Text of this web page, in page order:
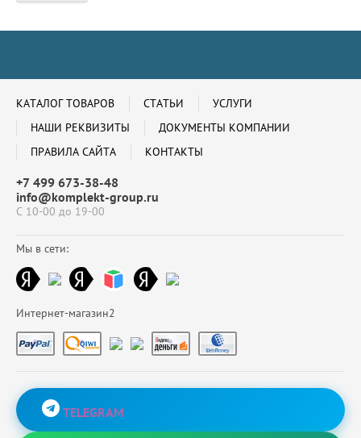
КАТАЛОГ ТОВАРОВ СТАТЬИ
УСЛУГИ
НАШИ РЕКВИЗИТЫ
ДОКУМЕНТЫ КОМПАНИИ
ПРАВИЛА САЙТА
КОНТАКТЫ
+7 499 673-38-48
info@komplekt-group.ru
С 10-00 до 19-00
Мы в сети:
Интернет-магазин2
TELEGRAM